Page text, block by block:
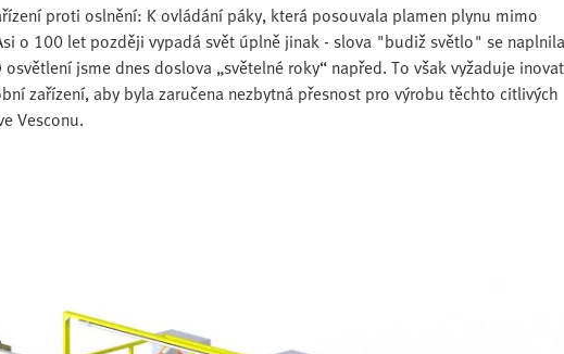
proti oslnění: K ovládání páky, která posouvala plamen plynu mimo
o 100 let později vypadá svět úplně jinak - slova "budiž světlo" se
jsme dnes doslova „světelné roky“ napřed. To však vyžaduje
zařízení, aby byla zaručena nezbytná přesnost pro výrobu těchto citlivých
Vesconu.